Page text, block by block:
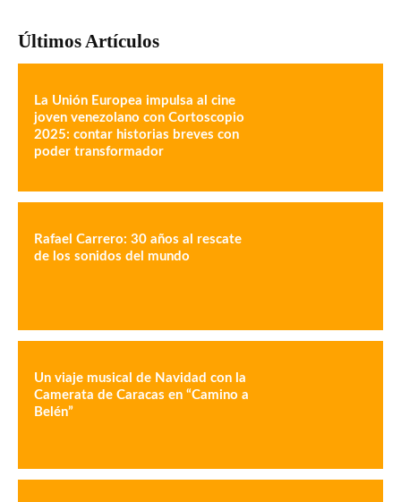
Últimos Artículos
La Unión Europea impulsa al cine
joven venezolano con Cortoscopio
2025: contar historias breves con
poder transformador
Rafael Carrero: 30 años al rescate
de los sonidos del mundo
Un viaje musical de Navidad con la
Camerata de Caracas en “Camino a
Belén”